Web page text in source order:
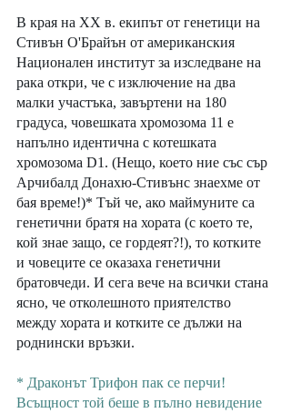
В края на ХХ в. екипът от генетици на
Стивън О'Брайън от американския
Национален институт за изследване на
рака откри, че с изключение на два
малки участъка, завъртени на 180
градуса, човешката хромозома 11 е
напълно идентична с котешката
хромозома D1. (Нещо, което ние със сър
Арчибалд Донахю-Стивънс знаехме от
бая време!)* Тъй че, ако маймуните са
генетични братя на хората (с което те,
кой знае защо, се гордеят?!), то котките
и човеците се оказаха генетични
братовчеди. И сега вече на всички стана
ясно, че отколешното приятелство
между хората и котките се дължи на
роднински връзки.
* Драконът Трифон пак се перчи!
Всъщност той беше в пълно невидение